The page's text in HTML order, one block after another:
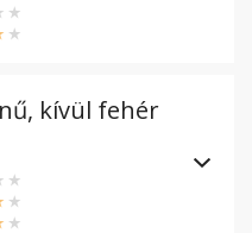
kívül fehér